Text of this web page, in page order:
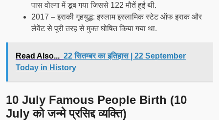
पास वोल्गा में डूब गया जिससे 122 मौतें हुईं थी.
2017 – इराकी गृहयुद्ध: इस्लाम इस्लामिक स्टेट ऑफ इराक और
लेवेंट से पूरी तरह से मुक्त घोषित किया गया था.
Read Also... 22 सितम्बर का इतिहास | 22 September
Today in History
10 July Famous People Birth (10
July को जन्मे प्रसिद्द व्यक्ति)